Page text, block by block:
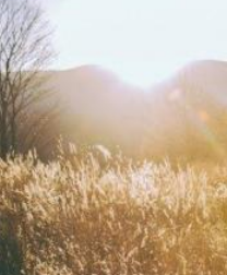
és kiterjedt
helyen szünetel az
több helyen erdőtüzekkel és